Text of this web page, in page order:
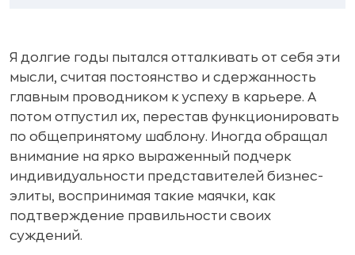
Я долгие годы пытался отталкивать от себя эти
мысли, считая постоянство и сдержанность
главным проводником к успеху в карьере. А
потом отпустил их, перестав функционировать
по общепринятому шаблону. Иногда обращал
внимание на ярко выраженный подчерк
индивидуальности представителей бизнес-
элиты, воспринимая такие маячки, как
подтверждение правильности своих
суждений.